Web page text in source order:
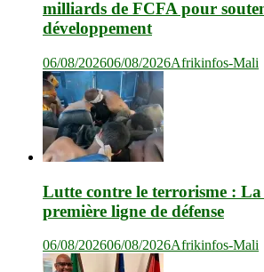
milliards de FCFA pour
développement
06/08/202606/08/2026Afrikinfos-Mali
Lutte contre le terrorisme :
première ligne de défense
06/08/202606/08/2026Afrikinfos-Mali